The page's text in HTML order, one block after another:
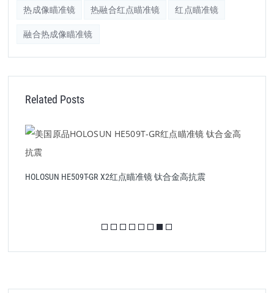
热成像瞄准镜 热融合红点瞄准镜 红点瞄准镜
融合热成像瞄准镜
Related Posts
HOLOSUN HE509T-GR X2红点瞄准镜 钛合金高抗震